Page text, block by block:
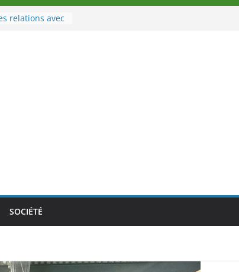
relations avec
au Togo sur
au-delà des
athlètes
SOCIÉTÉ